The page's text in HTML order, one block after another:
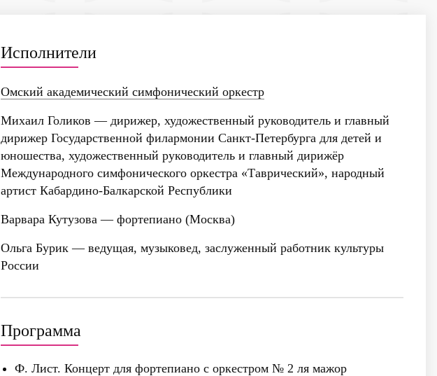
Исполнители
Омский академический симфонический оркестр
Михаил Голиков — дирижер, художественный руководитель и главный
дирижер Государственной филармонии Санкт-Петербурга для детей и
юношества, художественный руководитель и главный дирижёр
Международного симфонического оркестра «Таврический», народный
артист Кабардино-Балкарской Республики
Варвара Кутузова — фортепиано (Москва)
Ольга Бурик — ведущая, музыковед, заслуженный работник культуры
России
Программа
Ф. Лист. Концерт для фортепиано с оркестром № 2 ля мажор